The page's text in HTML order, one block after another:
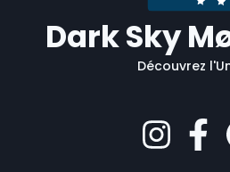
Dark Sky
Découvrez